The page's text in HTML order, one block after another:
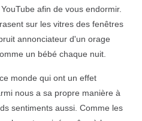
afin de vous endormir.
sur les vitres des fenêtres
annonciateur d'un orage
un bébé chaque nuit.
monde qui ont un effet
nous a sa propre manière à
sentiments aussi. Comme les